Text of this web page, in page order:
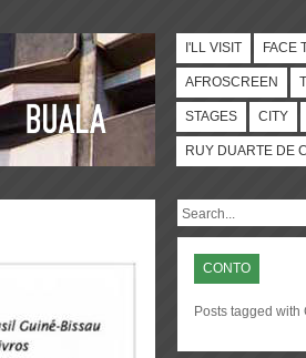
I'LL VISIT FACE
AFROSCREEN
STAGES CITY
RUY DUARTE DE
CONTO
Posts tagged with